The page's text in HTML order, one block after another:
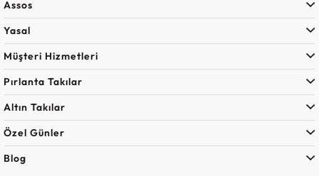
Assos
Yasal
Müşteri Hizmetleri
Pırlanta Takılar
Altın Takılar
Özel Günler
Blog